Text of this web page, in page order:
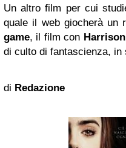
Un altro film per cui
quale il web giocherà un
game, il film con
di culto di fantascienza, in
di Redazione